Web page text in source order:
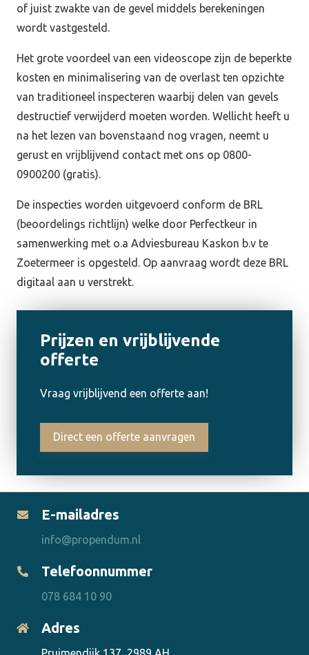
of juist zwakte van de gevel middels berekeningen
wordt vastgesteld.
Het grote voordeel van een videoscope zijn de beperkte
kosten en minimalisering van de overlast ten opzichte
van traditioneel inspecteren waarbij delen van gevels
destructief verwijderd moeten worden. Wellicht heeft u
na het lezen van bovenstaand nog vragen, neemt u
gerust en vrijblijvend contact met ons op 0800-
0900200 (gratis).
De inspecties worden uitgevoerd conform de BRL
(beoordelings richtlijn) welke door Perfectkeur in
samenwerking met o.a Adviesbureau Kaskon b.v te
Zoetermeer is opgesteld. Op aanvraag wordt deze BRL
digitaal aan u verstrekt.
Prijzen en vrijblijvende
offerte
Vraag vrijblijvend een offerte aan!
Direct een offerte aanvragen
E-mailadres
info@propendum.nl
Telefoonnummer
078 684 10 90
Adres